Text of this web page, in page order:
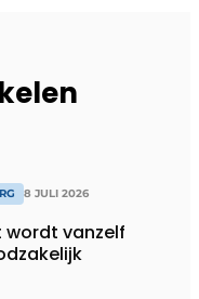
8 JULI 2026
wordt vanzelf